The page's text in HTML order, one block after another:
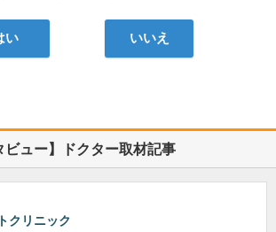
い いいえ
ビュー】ドクター取材記事
クリニック